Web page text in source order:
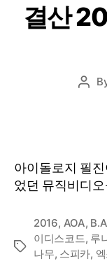
결산
Post
아이돌로지 필
었던 뮤직비디
Tags
2016, AOA,
이디스코드, 루
나무, 스피카,